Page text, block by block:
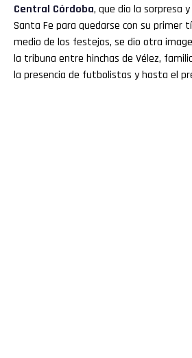
Central Córdoba, que dio la sorpresa
Santa Fe para quedarse con su primer
medio de los festejos, se dio otra
la tribuna entre hinchas de Vélez,
la presencia de futbolistas y hasta el